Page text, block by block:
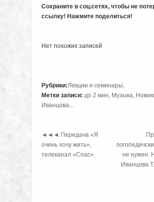
Сохраните в соц.сетях, чтобы не
ссылку! Нажмите поделиться!
Нет похожих записей
Рубрики:Лекции и семинары.
Метки записи: до 2 мин, Музыка,
Иванцова...
◄◄◄ Передача «Я
очень хочу жить»,
телеканал «Спас».
не нужен.
Иванцова